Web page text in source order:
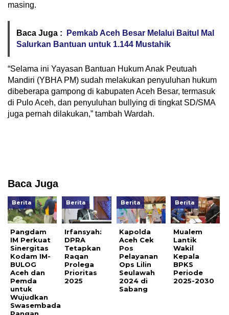
masing.
Baca Juga :
Pemkab Aceh Besar Melalui Baitul Mal
Salurkan Bantuan untuk 1.144 Mustahik
“Selama ini Yayasan Bantuan Hukum Anak Peutuah
Mandiri (YBHA PM) sudah melakukan penyuluhan hukum
dibeberapa gampong di kabupaten Aceh Besar, termasuk
di Pulo Aceh, dan penyuluhan bullying di tingkat SD/SMA
juga pernah dilakukan,” tambah Wardah.
Baca Juga
Berita
Pangdam
IM Perkuat
Sinergitas
Kodam IM-
BULOG
Aceh dan
Pemda
untuk
Wujudkan
Swasembada
Berita
Irfansyah:
DPRA
Tetapkan
Raqan
Prolega
Prioritas
2025
Berita
Kapolda
Aceh Cek
Pos
Pelayanan
Ops Lilin
Seulawah
2024 di
Sabang
Berita
Mualem
Lantik
Wakil
Kepala
BPKS
Periode
2025-2030